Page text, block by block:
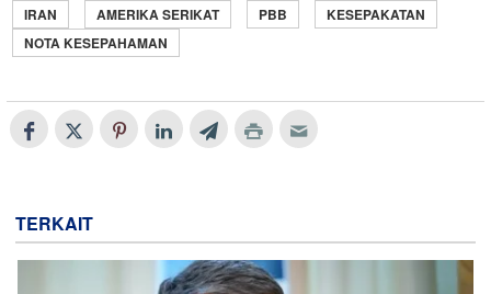
IRAN AMERIKA SERIKAT PBB
KESEPAKATAN
NOTA KESEPAHAMAN
TERKAIT